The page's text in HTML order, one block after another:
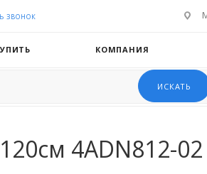
ЗВОНОК
КОМПАНИЯ
ИСКАТЬ
4ADN812-